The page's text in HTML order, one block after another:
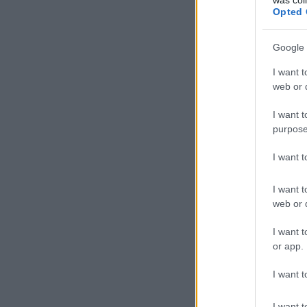
Opted
Google
I want
web or
I want
I want
I want
web or
I want
or app.
I want